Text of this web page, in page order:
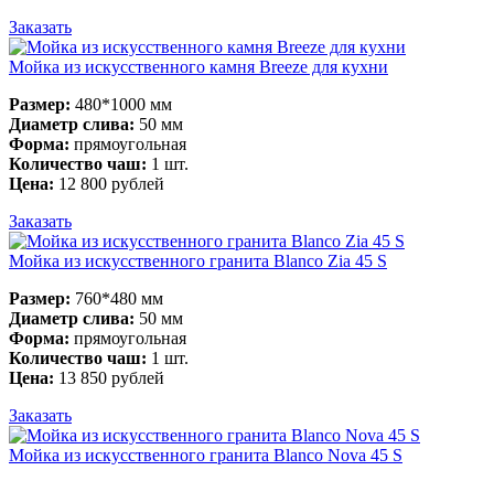
Заказать
Мойка из искусственного камня Breeze для кухни
Размер: 480*1000 мм
Диаметр слива: 50 мм
Форма: прямоугольная
Количество чаш: 1 шт.
Цена: 12 800 рублей
Заказать
Мойка из искусственного гранита Blanco Zia 45 S
Размер: 760*480 мм
Диаметр слива: 50 мм
Форма: прямоугольная
Количество чаш: 1 шт.
Цена: 13 850 рублей
Заказать
Мойка из искусственного гранита Blanco Nova 45 S